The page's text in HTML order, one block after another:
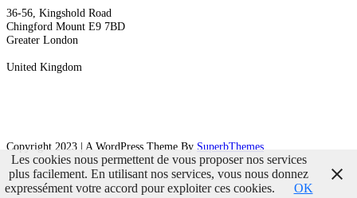
36-56, Kingshold Road
Chingford Mount E9 7BD
Greater London
United Kingdom
Copyright 2023 | A WordPress Theme By SuperbThemes
Les cookies nous permettent de vous proposer nos services
plus facilement. En utilisant nos services, vous nous donnez
expressément votre accord pour exploiter ces cookies.
OK